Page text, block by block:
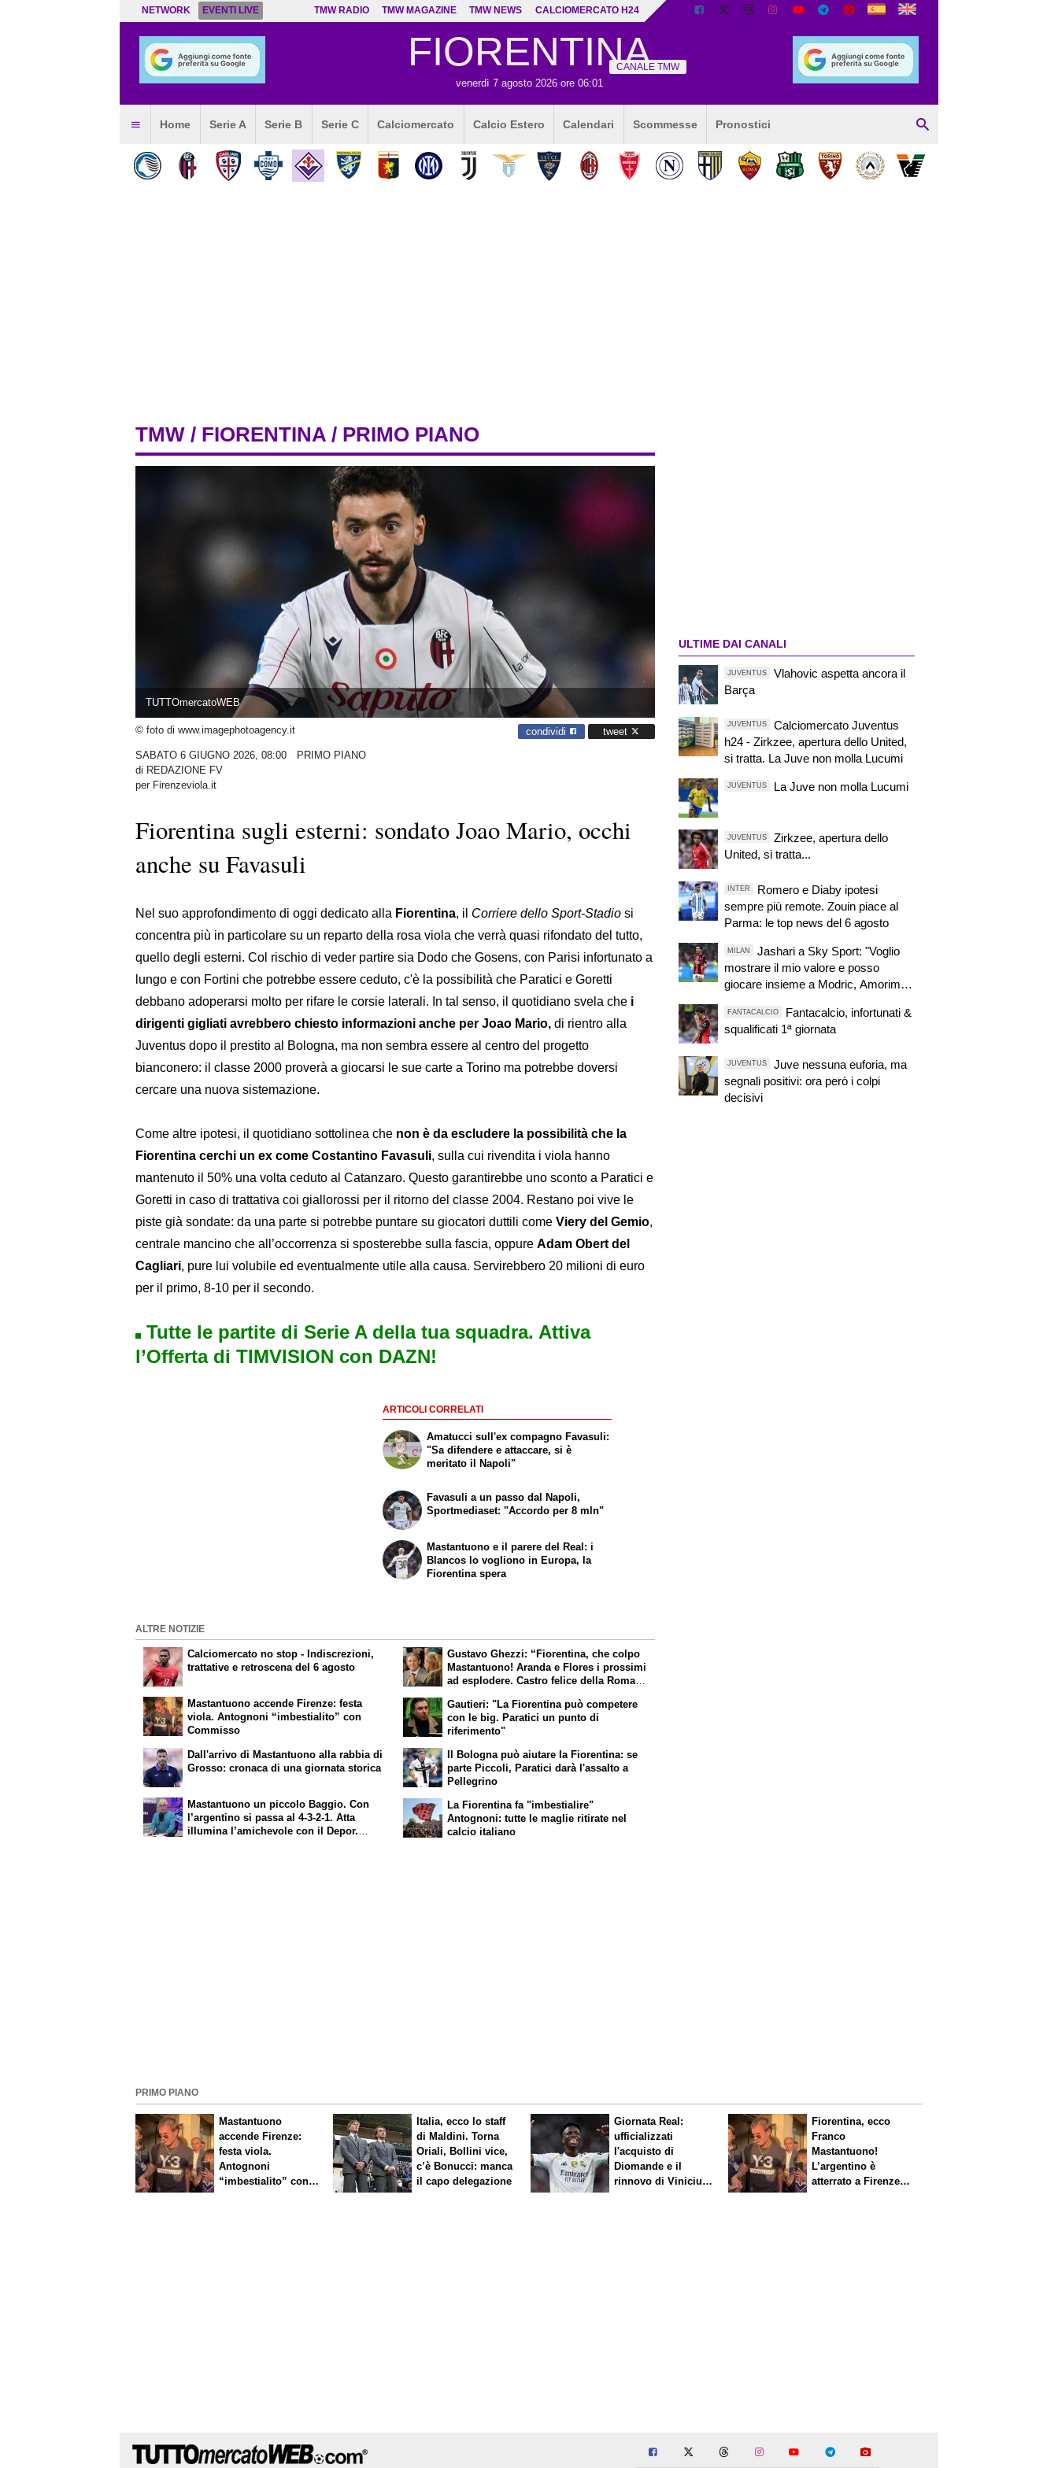
NETWORK EVENTI LIVE TMW RADIO TMW MAGAZINE TMW NEWS CALCIOMERCATO H24
FIORENTINA
venerdì 7 agosto 2026 ore 06:01
CANALE TMW
Home Serie A Serie B Serie C Calciomercato Calcio Estero Calendari Scommesse Pronostici
TMW / FIORENTINA / PRIMO PIANO
TUTTOmercatoWEB
© foto di www.imagephotoagency.it condividi tweet
SABATO 6 GIUGNO 2026, 08:00
PRIMO PIANO
di REDAZIONE FV
per Firenzeviola.it
Fiorentina sugli esterni: sondato Joao Mario, occhi
anche su Favasuli
Nel suo approfondimento di oggi dedicato alla Fiorentina, il Corriere dello Sport-Stadio si
concentra più in particolare su un reparto della rosa viola che verrà quasi rifondato del tutto,
quello degli esterni. Col rischio di veder partire sia Dodo che Gosens, con Parisi infortunato a
lungo e con Fortini che potrebbe essere ceduto, c'è la possibilità che Paratici e Goretti
debbano adoperarsi molto per rifare le corsie laterali. In tal senso, il quotidiano svela che i
dirigenti gigliati avrebbero chiesto informazioni anche per Joao Mario, di rientro alla
Juventus dopo il prestito al Bologna, ma non sembra essere al centro del progetto
bianconero: il classe 2000 proverà a giocarsi le sue carte a Torino ma potrebbe doversi
cercare una nuova sistemazione.
Come altre ipotesi, il quotidiano sottolinea che non è da escludere la possibilità che la
Fiorentina cerchi un ex come Costantino Favasuli, sulla cui rivendita i viola hanno
mantenuto il 50% una volta ceduto al Catanzaro. Questo garantirebbe uno sconto a Paratici e
Goretti in caso di trattativa coi giallorossi per il ritorno del classe 2004. Restano poi vive le
piste già sondate: da una parte si potrebbe puntare su giocatori duttili come Viery del Gemio,
centrale mancino che all’occorrenza si sposterebbe sulla fascia, oppure Adam Obert del
Cagliari, pure lui volubile ed eventualmente utile alla causa. Servirebbero 20 milioni di euro
per il primo, 8-10 per il secondo.
Tutte le partite di Serie A della tua squadra. Attiva
l’Offerta di TIMVISION con DAZN!
ARTICOLI CORRELATI
Amatucci sull'ex compagno Favasuli:
"Sa difendere e attaccare, si è
meritato il Napoli"
Favasuli a un passo dal Napoli,
Sportmediaset: "Accordo per 8 mln"
Mastantuono e il parere del Real: i
Blancos lo vogliono in Europa, la
Fiorentina spera
ALTRE NOTIZIE
Calciomercato no stop - Indiscrezioni,
trattative e retroscena del 6 agosto
Mastantuono accende Firenze: festa
viola. Antognoni “imbestialito” con
Commisso
Gustavo Ghezzi: “Fiorentina, che colpo
Mastantuono! Aranda e Flores i prossimi
ad esplodere. Castro felice della Roma e
Gautieri: "La Fiorentina può competere
con le big. Paratici un punto di
riferimento"
Dall'arrivo di Mastantuono alla rabbia di
Grosso: cronaca di una giornata storica
Mastantuono un piccolo Baggio. Con
l’argentino si passa al 4-3-2-1. Atta
illumina l’amichevole con il Depor.
Il Bologna può aiutare la Fiorentina: se
parte Piccoli, Paratici darà l'assalto a
Pellegrino
La Fiorentina fa "imbestialire"
Antognoni: tutte le maglie ritirate nel
calcio italiano
ULTIME DAI CANALI
JUVENTUS
Vlahovic aspetta ancora il
Barça
JUVENTUS
Calciomercato Juventus
h24 - Zirkzee, apertura dello United,
si tratta. La Juve non molla Lucumi
JUVENTUS La Juve non molla Lucumi
JUVENTUS
Zirkzee, apertura dello
United, si tratta...
INTER
Romero e Diaby ipotesi
sempre più remote. Zouin piace al
Parma: le top news del 6 agosto
MILAN
Jashari a Sky Sport: "Voglio
mostrare il mio valore e posso
giocare insieme a Modric, Amorim
diversa"
FANTACALCIO
Fantacalcio, infortunati &
squalificati 1ª giornata
JUVENTUS
Juve nessuna euforia, ma
segnali positivi: ora però i colpi
decisivi
PRIMO PIANO
Mastantuono
accende Firenze:
festa viola.
Antognoni
“imbestialito” con
Italia, ecco lo staff
di Maldini. Torna
Oriali, Bollini vice,
c’è Bonucci: manca
il capo delegazione
Giornata Real:
ufficializzati
l'acquisto di
Diomande e il
rinnovo di Vinicius.
Fiorentina, ecco
Franco
Mastantuono!
L’argentino è
atterrato a Firenze,